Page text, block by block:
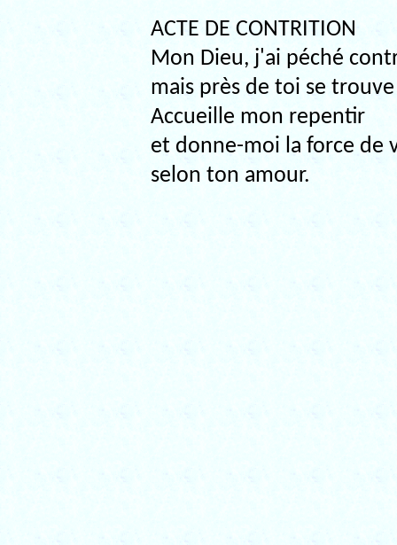
ACTE DE CONTRITION
Mon Dieu, j'ai péché
mais près de toi se
Accueille mon repentir
et donne-moi la force de
selon ton amour.